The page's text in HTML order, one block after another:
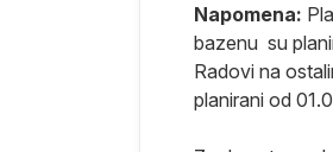
Napomena:
bazenu su
Radovi na
planirani od